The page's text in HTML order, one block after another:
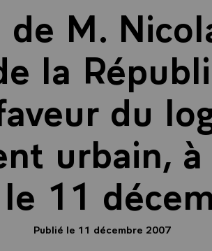
M.
la
du
urbain, à
11
Publié le 11 décembre 2007